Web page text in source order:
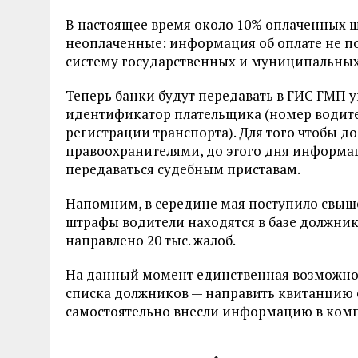
В настоящее время около 10% оплаченных
неоплаченные: информация об оплате не
систему государственных и
Теперь банки будут передавать в ГИС
идентификатор плательщика (номер
регистрации транспорта). Для того чтобы
правоохранителями, до этого дня
передаваться судебным приставам.
Напомним, в середине мая поступило
штрафы водители находятся в базе
направлено 20 тыс. жалоб.
На данный момент единственная
списка должников — направить
самостоятельно внесли информацию в